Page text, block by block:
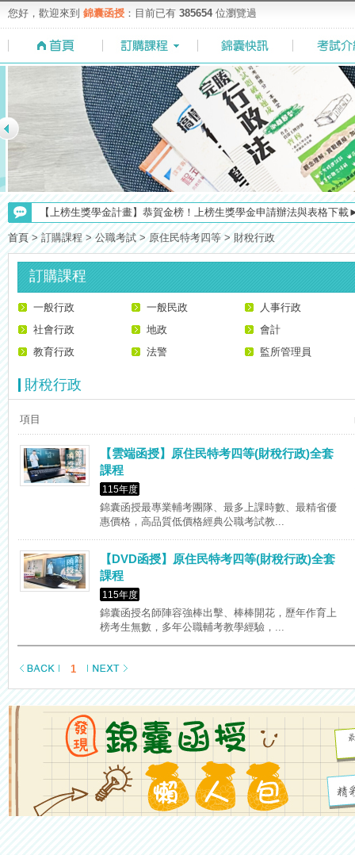
您好，歡迎來到 錦囊函授 ：目前已有 385654位瀏覽過
【上榜生獎學金計畫】恭賀金榜！上榜生獎學金申請辦法與表格下
【考試院】國考證書數位化，112年起全面實施！點我看詳情>>>
【最新】錦囊函授增加便利商店付款方式，便利到不行！馬上使用►
【NEW】加入◆錦囊函授Facebook粉絲專頁◆，最新消息、優惠活
【考選部】高普考／修正部份考試科目及大綱，趕快來看看有哪一些
【求職秘技＼(￣O￣)】你對國營事業了解多少呢? 必考國事業的6
【重要】114年度起，雲端函授之課堂教材須知，請點我查看☀☀☀
首頁 > 訂購課程 > 公職考試 > 原住民特考四等 > 財稅行政
訂購課程
一般行政 一般民政
人事行政
社會行政
地政
會計
教育行政
法警 監所管理員
財稅行政
項目
【雲端函授】原住民特考四等(財稅行政)全套
課程
115年度
錦囊函授最專業輔考團隊、最多上課時數、最精省優
惠價格，高品質低價格經典公職考試教...
【DVD函授】原住民特考四等(財稅行政)全套
課程
115年度
錦囊函授名師陣容強棒出擊、棒棒開花，歷年作育上
榜考生無數，多年公職輔考教學經驗，...
1